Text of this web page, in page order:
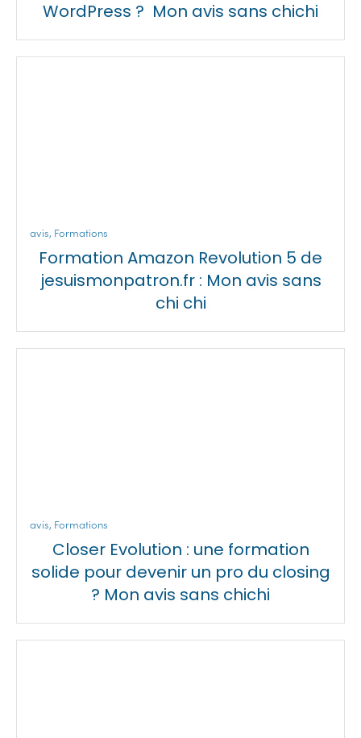
WordPress ? Mon avis sans chichi
avis, Formations
Formation Amazon Revolution 5 de
jesuismonpatron.fr : Mon avis sans
chi chi
avis, Formations
Closer Evolution : une formation
solide pour devenir un pro du closing
? Mon avis sans chichi